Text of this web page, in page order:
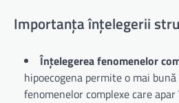
Importanța înțelegerii
Înțelegerea fenomenelor
hipoecogena permite o mai
fenomenelor complexe care